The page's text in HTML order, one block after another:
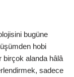
bugüne
hobi
birçok alanda hâlâ
sadece